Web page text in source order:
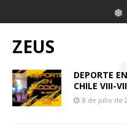
ZEUS
DEPORTE
CHILE VIII-
8 de julio de